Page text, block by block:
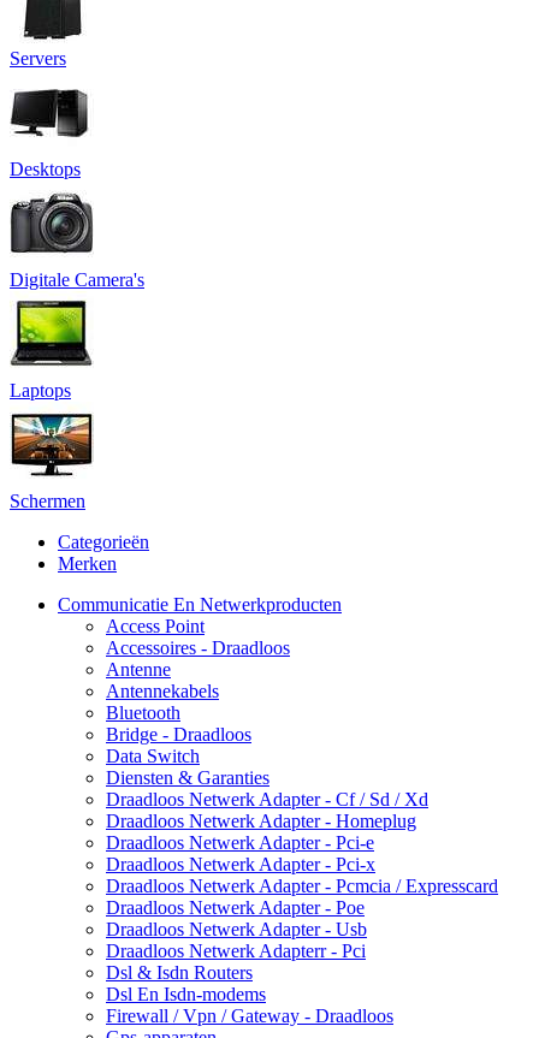
Servers
Desktops
Digitale Camera's
Laptops
Schermen
Categorieën
Merken
Communicatie En Netwerkproducten
Access Point
Accessoires - Draadloos
Antenne
Antennekabels
Bluetooth
Bridge - Draadloos
Data Switch
Diensten & Garanties
Draadloos Netwerk Adapter - Cf / Sd / Xd
Draadloos Netwerk Adapter - Homeplug
Draadloos Netwerk Adapter - Pci-e
Draadloos Netwerk Adapter - Pci-x
Draadloos Netwerk Adapter - Pcmcia / Expresscard
Draadloos Netwerk Adapter - Poe
Draadloos Netwerk Adapter - Usb
Draadloos Netwerk Adapterr - Pci
Dsl & Isdn Routers
Dsl En Isdn-modems
Firewall / Vpn / Gateway - Draadloos